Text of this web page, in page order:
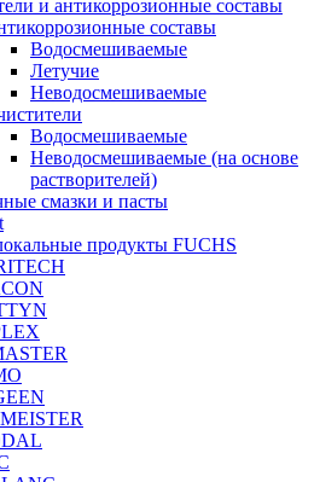
и антикоррозионные составы
составы
Водосмешиваемые
Летучие
Неводосмешиваемые
Водосмешиваемые
Неводосмешиваемые (на основе
растворителей)
смазки и пасты
продукты FUCHS